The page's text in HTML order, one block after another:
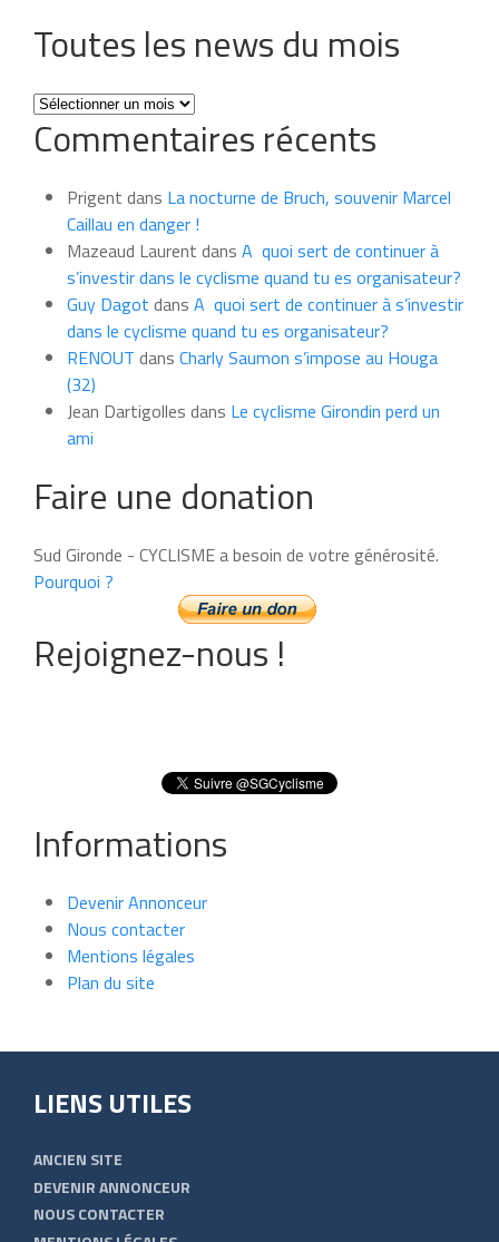
Toutes les news du mois
Toutes
les
news
mois
Commentaires récents
Prigent dans La nocturne de Bruch, souvenir Marcel
Caillau en danger !
Mazeaud Laurent dans A quoi sert de continuer à
s’investir dans le cyclisme quand tu es organisateur?
Guy Dagot dans A quoi sert de continuer à s’investir
dans le cyclisme quand tu es organisateur?
RENOUT dans Charly Saumon s’impose au Houga
(32)
Jean Dartigolles dans Le cyclisme Girondin perd un
ami
Faire une donation
Sud Gironde - CYCLISME a besoin de votre générosité.
Pourquoi ?
Rejoignez-nous !
Informations
Devenir Annonceur
Nous contacter
Mentions légales
Plan du site
LIENS UTILES
ANCIEN SITE
DEVENIR ANNONCEUR
NOUS CONTACTER